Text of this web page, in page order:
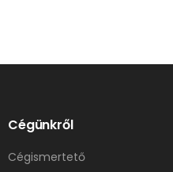
Cégünkről
Cégismertető